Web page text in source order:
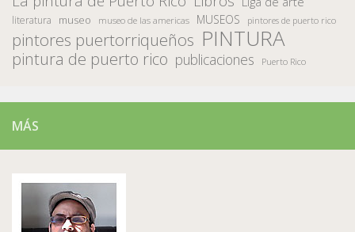
literatura museo museo de las americas MUSEOS pintores de puerto rico
pintores puertorriqueños PINTURA
pintura de puerto rico publicaciones Puerto Rico
MÁS